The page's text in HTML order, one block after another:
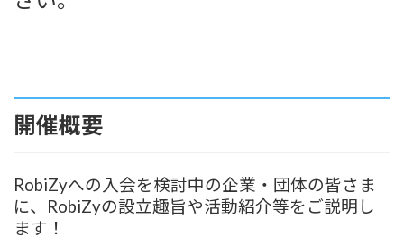
開催概要
RobiZyへの入会を検討中の企業・団体の皆さま
に、RobiZyの設立趣旨や活動紹介等をご説明し
ます！